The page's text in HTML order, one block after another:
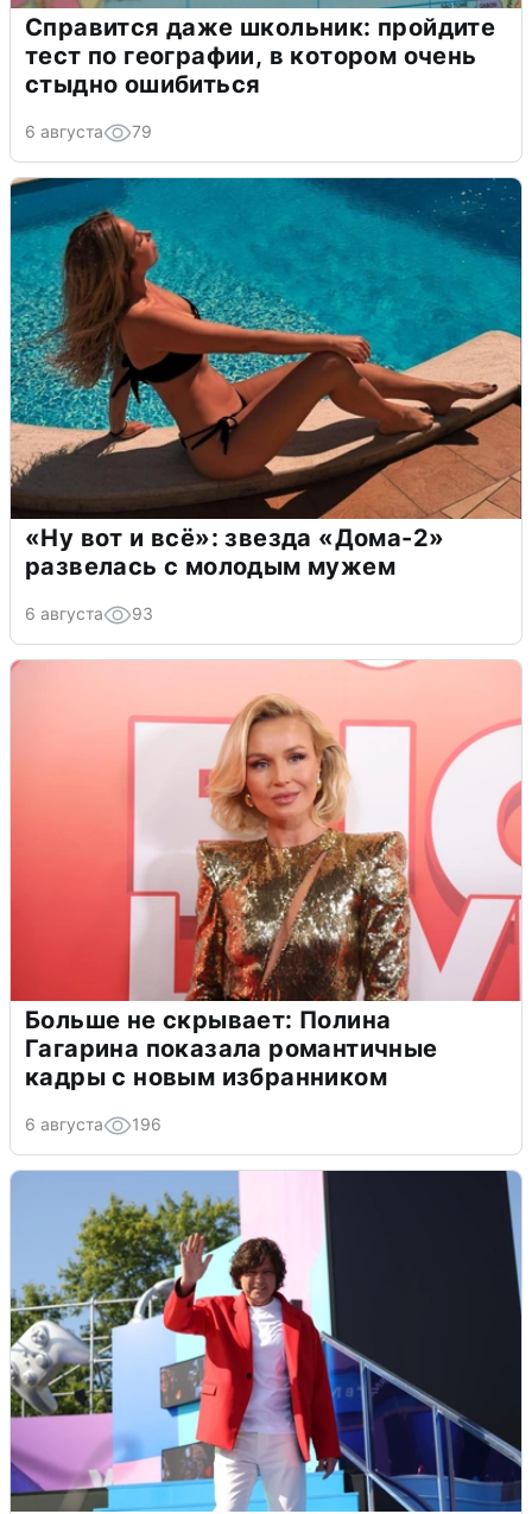
Справится даже школьник: пройдите
тест по географии, в котором очень
стыдно ошибиться
6 августа 79
«Ну вот и всё»: звезда «Дома-2»
развелась с молодым мужем
6 августа 93
Больше не скрывает: Полина
Гагарина показала романтичные
кадры с новым избранником
6 августа 196